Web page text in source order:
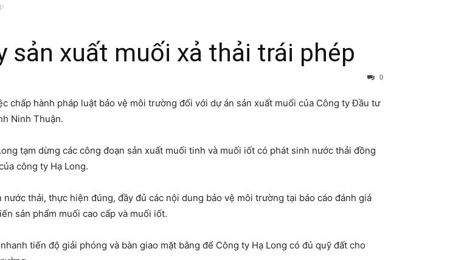
sản xuất muối xả thải trái phép
0
chấp hành pháp luật bảo vệ môi trường đối với dự án sản xuất muối của Công ty Đầu tư
Ninh Thuận.
tạm dừng các công đoạn sản xuất muối tinh và muối iốt có phát sinh nước thải đồng
công ty Hạ Long.
thải, thực hiện đúng, đầy đủ các nội dung bảo vệ môi trường tại báo cáo đánh giá
sản phẩm muối cao cấp và muối iốt.
tiến độ giải phóng và bàn giao mặt bằng để Công ty Hạ Long có đủ quỹ đất cho